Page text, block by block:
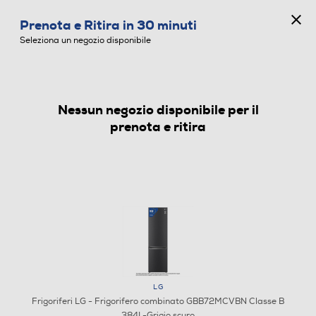
FRIGORIFERI
Prenota e Ritira in 30 minuti
Seleziona un negozio disponibile
Nessun negozio disponibile per il
prenota e ritira
LG
Frigoriferi LG - Frigorifero combinato GBB72MCVBN Classe B